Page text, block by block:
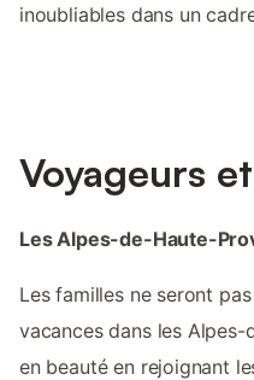
inoubliables dans un
Voyageurs
Les Alpes-de-Haute-
Les familles ne seront
vacances dans les
en beauté en rejoignant